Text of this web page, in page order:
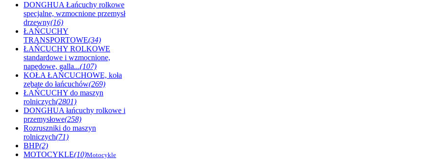
DONGHUA Łańcuchy rolkowe
specjalne, wzmocnione przemysł
drzewny(16)
ŁAŃCUCHY
TRANSPORTOWE(34)
ŁAŃCUCHY ROLKOWE
standardowe i wzmocnione,
napędowe, galla...(107)
KOŁA ŁAŃCUCHOWE, koła
zębate do łańcuchów(269)
ŁAŃCUCHY do maszyn
rolniczych(2801)
DONGHUA łańcuchy rolkowe i
przemysłowe(258)
Rozruszniki do maszyn
rolniczych(71)
BHP(2)
MOTOCYKLE(10)Motocykle